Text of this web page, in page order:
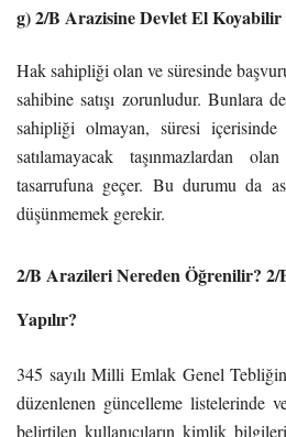
g) 2/B Arazisine Devlet El
Hak sahipliği olan ve süresinde
sahibine satışı zorunludur. Bunlara
sahipliği olmayan, süresi içerisinde
satılamayacak taşınmazlardan
tasarrufuna geçer. Bu durumu da
düşünmemek gerekir.
2/B Arazileri Nereden Öğrenilir? 2/
Yapılır?
345 sayılı Milli Emlak Genel
düzenlenen güncelleme listelerinde
belirtilen kullanıcıların kimlik